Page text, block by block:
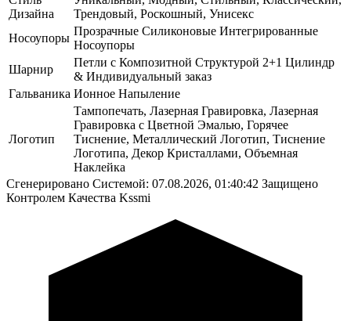
Дизайна
Трендовый, Роскошный, Унисекс
Носоупоры
Прозрачные Силиконовые Интегрированные
Носоупоры
Шарнир
Петли с Композитной Структурой 2+1 Цилиндр
& Индивидуальный заказ
Гальваника Ионное Напыление
Логотип
Тампопечать, Лазерная Гравировка, Лазерная
Гравировка с Цветной Эмалью, Горячее
Тиснение, Металлический Логотип, Тиснение
Логотипа, Декор Кристаллами, Объемная
Наклейка
Сгенерировано Системой: 07.08.2026, 01:40:42 Защищено
Контролем Качества Kssmi